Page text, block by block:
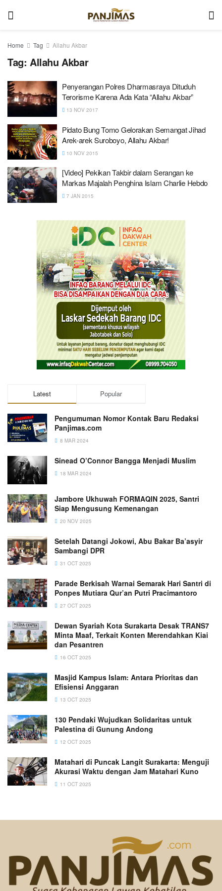
Home Tag Allahu Akbar
Tag: Allahu Akbar
Penyerangan Polres Dharmasraya Dituduh
Terorisme Karena Ada Kata “Allahu Akbar”
13 NOV 2017
Pidato Bung Tomo Gelorakan Semangat Jihad
Arek-arek Suroboyo, Allahu Akbar!
10 NOV 2015
[Video] Pekikan Takbir dalam Serangan ke
Markas Majalah Penghina Islam Charlie Hebdo
7 JAN 2015
Latest Popular
Pengumuman Nomor Kontak Baru Redaksi
Panjimas.com
8 MAR 2024
Sinead O’Connor Bangga Menjadi Muslim
18 MAR 2024
Jambore Ukhuwah FORMAQIN 2025, Santri
Siap Mengusung Kemenangan
20 NOV 2025
Setelah Datangi Jokowi, Abu Bakar Ba’asyir
Sambangi DPR
31 OCT 2025
Parade Berkisah Warnai Semarak Hari Santri di
Ponpes Mutiara Qur’an Putri Pracimantoro
27 OCT 2025
Dewan Syariah Kota Surakarta Desak TRANS7
Minta Maaf, Terkait Konten Merendahkan Kiai
dan Pesantren
16 OCT 2025
Masjid Kampus Islam: Antara Prioritas dan
Efisiensi Anggaran
13 OCT 2025
130 Pendaki Wujudkan Solidaritas untuk
Palestina di Gunung Andong
12 OCT 2025
Matahari di Puncak Langit Surakarta: Menguji
Akurasi Waktu dengan Jam Matahari Kuno
11 OCT 2025